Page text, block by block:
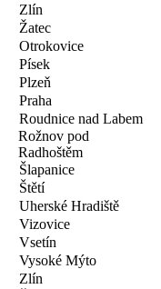
Zlín
Žatec
Otrokovice
Písek
Plzeň
Praha
Roudnice nad Labem
Rožnov pod
Radhoštěm
Šlapanice
Štětí
Uherské Hradiště
Vizovice
Vsetín
Vysoké Mýto
Zlín